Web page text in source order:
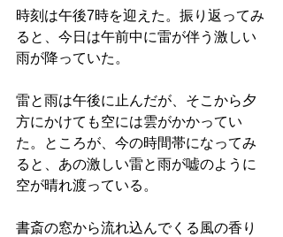
時刻は午後7時を迎えた。振り返ってみ
ると、今日は午前中に雷が伴う激しい
雨が降っていた。
雷と雨は午後に止んだが、そこから夕
方にかけても空には雲がかかってい
た。ところが、今の時間帯になってみ
ると、あの激しい雷と雨が嘘のように
空が晴れ渡っている。
書斎の窓から流れ込んでくる風の香り